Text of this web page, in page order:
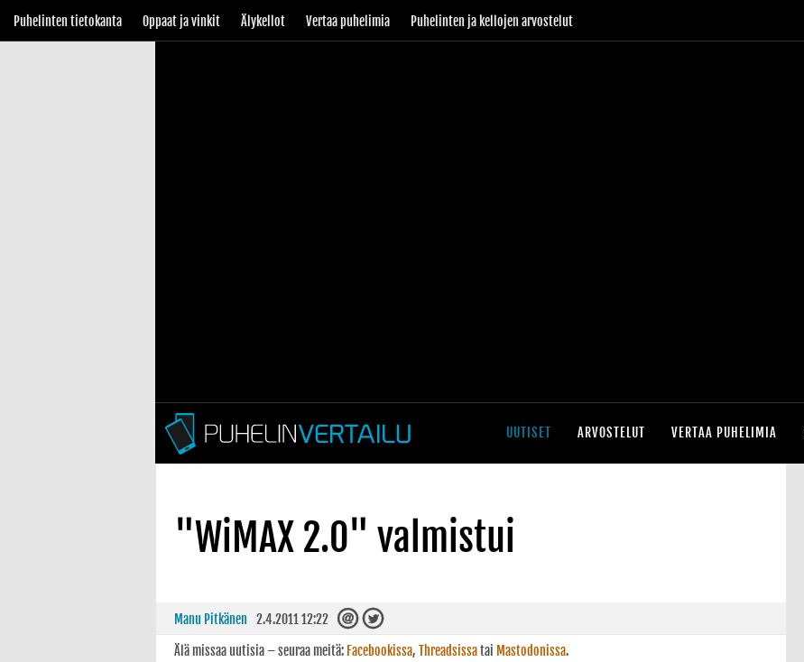
Puhelinten tietokanta Oppaat ja vinkit Älykellot Vertaa puhelimia Puhelinten ja kellojen arvostelut
UUTISET ARVOSTELUT VERTAA PUHELIMIA
"WiMAX 2.0" valmistui
Manu Pitkänen 2.4.2011 12:22
Älä missaa uutisia – seuraa meitä: Facebookissa, Threadsissatai Mastodonissa.